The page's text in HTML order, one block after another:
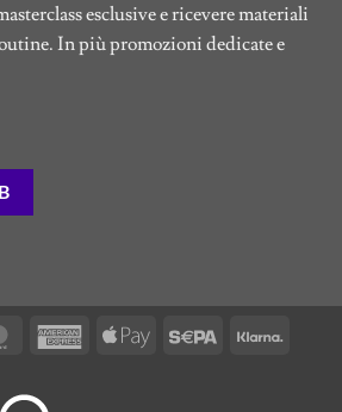
esclusive e ricevere materiali
In più promozioni dedicate e
MasterCardAmericanApple
Sepa